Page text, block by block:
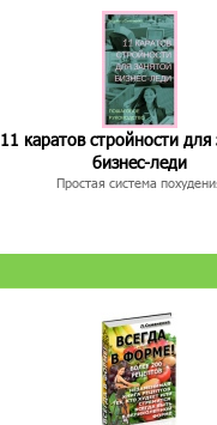
11 каратов стройности для
бизнес-леди
Простая система